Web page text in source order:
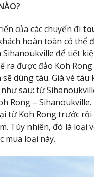
của các chuyến đi
hoàn toàn có thể
Sihanoukville để tiết
ra được đảo Koh
dùng tàu. Giá vé tàu
sau: từ
Rong –
từ Koh Rong trước rồi
Tùy nhiên, đó là loại
mua loại này.